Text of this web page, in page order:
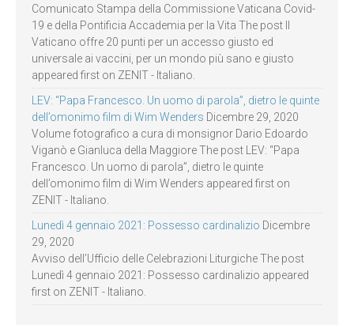
Comunicato Stampa della Commissione Vaticana Covid-
19 e della Pontificia Accademia per la Vita The post Il
Vaticano offre 20 punti per un accesso giusto ed
universale ai vaccini, per un mondo più sano e giusto
appeared first on ZENIT - Italiano.
LEV: “Papa Francesco. Un uomo di parola”, dietro le quinte
dell’omonimo film di Wim Wenders Dicembre 29, 2020
Volume fotografico a cura di monsignor Dario Edoardo
Viganò e Gianluca della Maggiore The post LEV: “Papa
Francesco. Un uomo di parola”, dietro le quinte
dell’omonimo film di Wim Wenders appeared first on
ZENIT - Italiano.
Lunedì 4 gennaio 2021: Possesso cardinalizio Dicembre
29, 2020
Avviso dell’Ufficio delle Celebrazioni Liturgiche The post
Lunedì 4 gennaio 2021: Possesso cardinalizio appeared
first on ZENIT - Italiano.